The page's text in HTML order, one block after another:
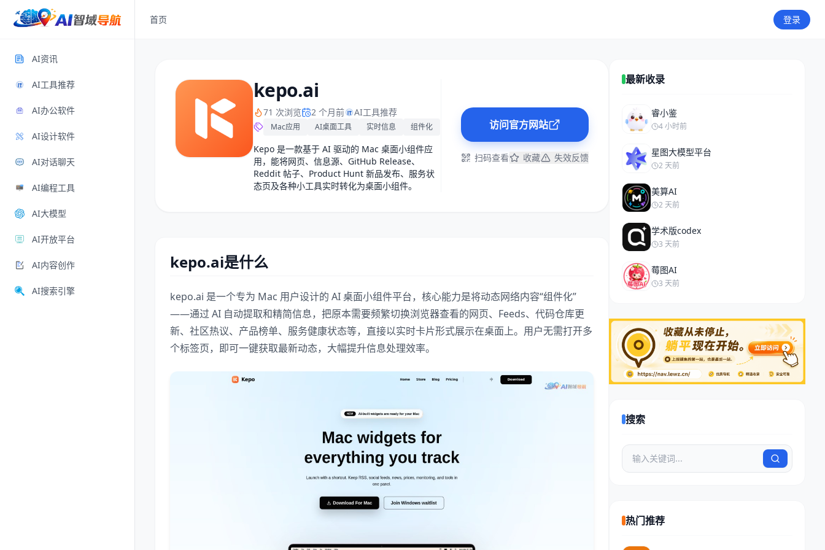
AI资讯
AI工具推荐
AI办公软件
AI设计软件
AI对话聊天
AI编程工具
AI大模型
AI开放平台
AI内容创作
AI搜索引擎
首页 登录
kepo.ai
71 次浏览 2 个月前 AI工具推荐
Mac应用 AI桌面工具 实时信息 组件化
Kepo 是一款基于 AI 驱动的 Mac 桌面小组件应
用，能将网页、信息源、GitHub Release、
Reddit 帖子、Product Hunt 新品发布、服务状
态页及各种小工具实时转化为桌面小组件。
访问官方网站
扫码查看 收藏 失效反馈
kepo.ai是什么
kepo.ai 是一个专为 Mac 用户设计的 AI 桌面小组件平台，核心能力是将动态网络内容“组件化”
——通过 AI 自动提取和精简信息，把原本需要频繁切换浏览器查看的网页、Feeds、代码仓库更
新、社区热议、产品榜单、服务健康状态等，直接以实时卡片形式展示在桌面上。用户无需打开多
个标签页，即可一键获取最新动态，大幅提升信息处理效率。
最新收录
睿小鉴
4 小时前
星图大模型平台
2 天前
美算AI
2 天前
学术版codex
3 天前
莓图AI
3 天前
搜索
热门推荐